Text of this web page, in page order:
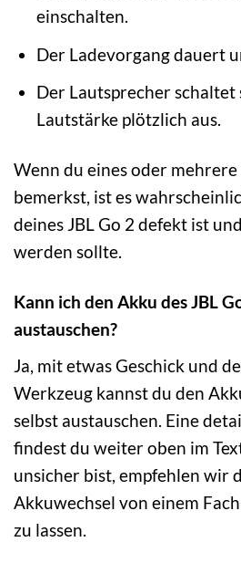
einschalten.
Der Ladevorgang dauert
Der Lautsprecher
Lautstärke plötzlich aus.
Wenn du eines oder
bemerkst, ist es
deines JBL Go 2 defekt ist
werden sollte.
Kann ich den Akku des JBL
austauschen?
Ja, mit etwas Geschick und
Werkzeug kannst du den
selbst austauschen. Eine
findest du weiter oben im
unsicher bist, empfehlen wir
Akkuwechsel von einem
zu lassen.